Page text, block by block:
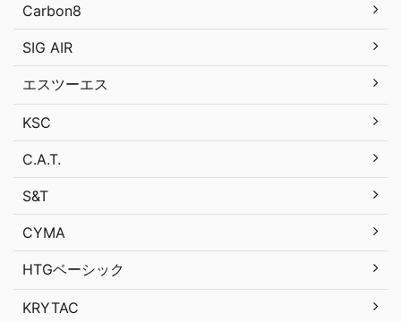
Carbon8
SIG AIR
エスツーエス
KSC
C.A.T.
S&T
CYMA
HTGベーシック
KRYTAC